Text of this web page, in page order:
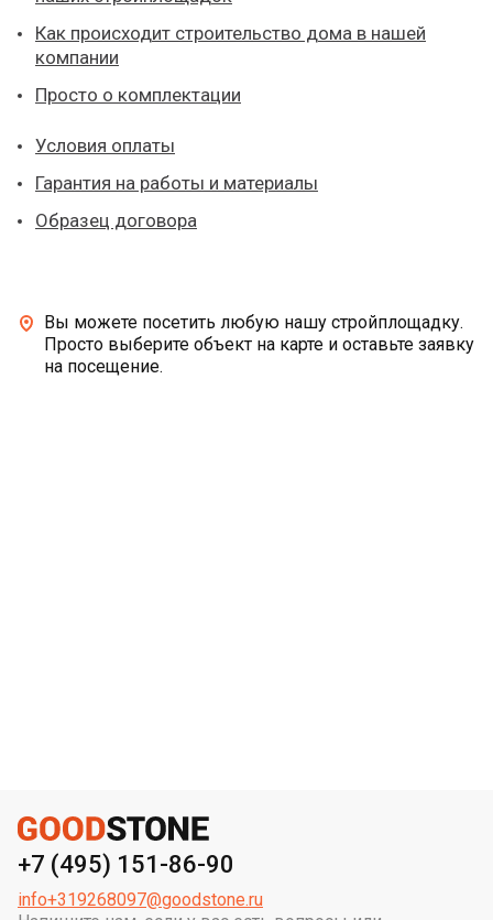
Как происходит строительство дома в нашей
компании
Просто о комплектации
Условия оплаты
Гарантия на работы и материалы
Образец договора
Вы можете посетить любую нашу стройплощадку.
Просто выберите объект на карте и оставьте заявку
на посещение.
+7 (495) 151-86-90
info+319268097@goodstone.ru